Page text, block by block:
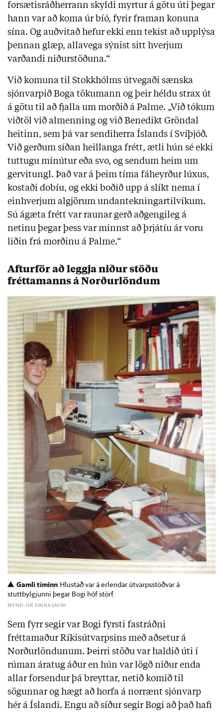
forsætisráðherrann skyldi myrtur á götu úti þegar
hann var að koma úr bíó, fyrir framan konuna
sína. Og auðvitað hefur ekki enn tekist að upplýsa
þennan glæp, allavega sýnist sitt hverjum
varðandi niðurstöðuna.“
Við komuna til Stokkhólms útvegaði sænska
sjónvarpið Boga tökumann og þeir héldu strax út
á götu til að fjalla um morðið á Palme. „Við tókum
viðtöl við almenning og við Benedikt Gröndal
heitinn, sem þá var sendiherra Íslands í Svíþjóð.
Við gerðum síðan heillanga frétt, ætli hún sé ekki
tuttugu mínútur eða svo, og sendum heim um
gervitungl. Það var á þeim tíma fáheyrður lúxus,
kostaði dobíu, og ekki boðið upp á slíkt nema í
einhverjum algjörum undantekningartilvikum.
Sú ágæta frétt var raunar gerð aðgengileg á
netinu þegar þess var minnst að þrjátíu ár voru
liðin frá morðinu á Palme.“
Afturför að leggja niður stöðu
fréttamanns á Norðurlöndum
Gamli tíminn Hlustað var á erlendar útvarpsstöðvar á
stuttbylgjunni þegar Bogi hóf störf.
MYND: ÚR EINKASAFNI
Sem fyrr segir var Bogi fyrsti fastráðni
fréttamaður Ríkisútvarpsins með aðsetur á
Norðurlöndunum. Þeirri stöðu var haldið úti í
rúman áratug áður en hún var lögð niður enda
allar forsendur þá breyttar, netið komið til
sögunnar og hægt að horfa á norrænt sjónvarp
hér á Íslandi. Engu að síður segir Bogi að það hafi